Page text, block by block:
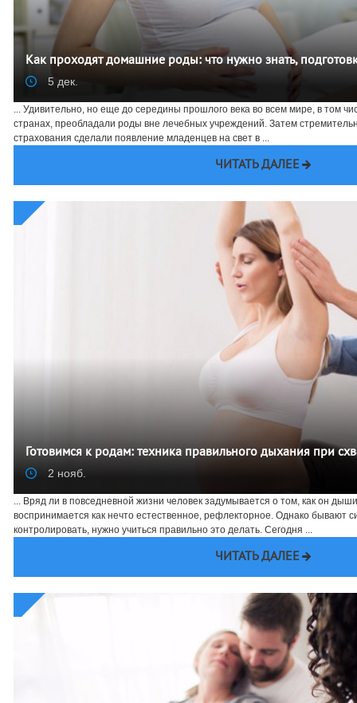
Как проходят домашние роды: что нужно знать,
5 дек.
... Удивительно, но еще до середины прошлого века во всем мире, в том
странах, преобладали роды вне лечебных учреждений. Затем
страхования сделали появление младенцев на свет в ...
ЧИТАТЬ ДАЛЕЕ
Готовимся к родам: техника правильного дыхания при
2 нояб.
... Вряд ли в повседневной жизни человек задумывается о том, как он
воспринимается как нечто естественное, рефлекторное. Однако бывают
контролировать, нужно учиться правильно это делать. Сегодня ...
ЧИТАТЬ ДАЛЕЕ